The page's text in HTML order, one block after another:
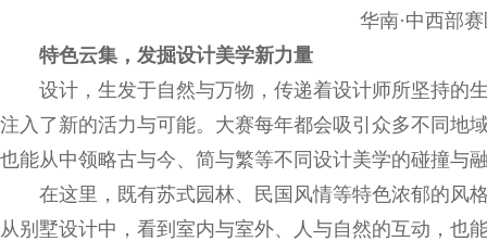
华南·中西部
特色云集，发掘设计美学新力量
设计，生发于自然与万物，传递着设计师所坚持的
注入了新的活力与可能。大赛每年都会吸引众多不同地
也能从中领略古与今、简与繁等不同设计美学的碰撞与
在这里，既有苏式园林、民国风情等特色浓郁的风
从别墅设计中，看到室内与室外、人与自然的互动，也